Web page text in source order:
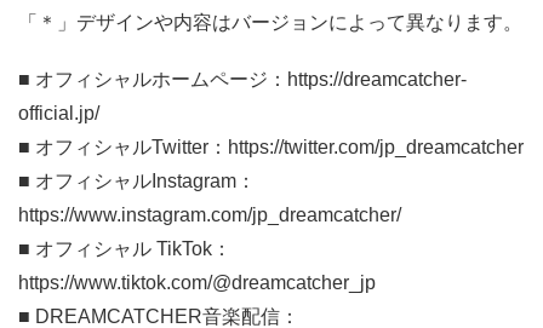
「＊」デザインや内容はバージョンによって異なります。
■ オフィシャルホームページ：https://dreamcatcher-
official.jp/
■ オフィシャルTwitter：https://twitter.com/jp_dreamcatcher
■ オフィシャルInstagram：
https://www.instagram.com/jp_dreamcatcher/
■ オフィシャル TikTok：
https://www.tiktok.com/@dreamcatcher_jp
■ DREAMCATCHER音楽配信：